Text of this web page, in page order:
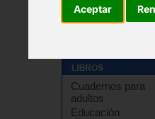
Aceptar
Cuadernos para
adultos
Educación